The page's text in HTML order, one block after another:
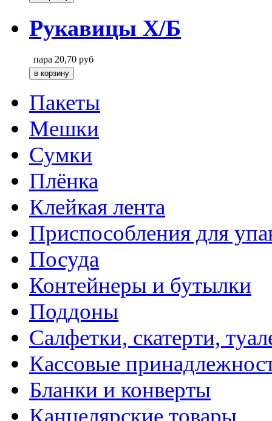
Рукавицы Х/Б
пара 20,70 руб
Пакеты
Мешки
Сумки
Плёнка
Клейкая лента
Приспособления для
Посуда
Контейнеры и бутылки
Поддоны
Салфетки, скатерти,
Кассовые
Бланки и конверты
Канцелярские товары